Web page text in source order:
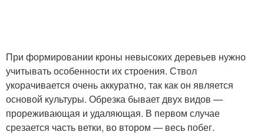
При формировании кроны невысоких деревьев нужно
учитывать особенности их строения. Ствол
укорачивается очень аккуратно, так как он является
основой культуры. Обрезка бывает двух видов —
прореживающая и удаляющая. В первом случае
срезается часть ветки, во втором — весь побег.